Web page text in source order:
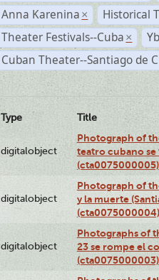
Anna Karenina ×
Historical
Theater Festivals--Cuba ×
Cuban Theater--Santiago de
Type Title
digitalobject
Photograph of
teatro cubano se
(cta0075000005)
digitalobject
Photograph of
y la muerte
(cta0075000004)
digitalobject
Photographs of
23 se rompe el
(cta0075000003)